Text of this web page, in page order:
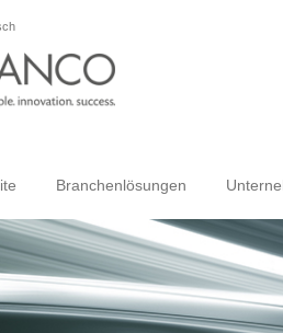
Branchenlösungen